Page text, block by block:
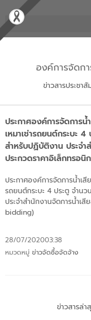
องค์การจัดกา
ข่าวสารประชา
ประกาศองค์การจัดการน้
เหมาเช่ารถยนต์กระบะ
สำหรับปฏิบัติงาน ประจำ
ประกวดราคาอิเล็กทรอ
ประกาศองค์การจัดการน้ำเสี
รถยนต์กระบะ 4 ประตู จำน
ประจำสำนักงานจัดการน้ำเ
bidding)
28/07/202003:38
หมวดหมู่ ข่าวจัดซื้อจัดจ้าง
ข่าวสารล่า